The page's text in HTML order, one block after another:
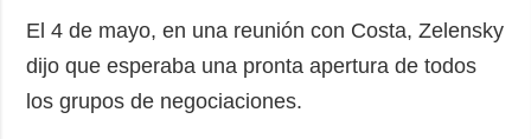
El 4 de mayo, en una reunión con Costa, Zelensky
dijo que esperaba una pronta apertura de todos
los grupos de negociaciones.